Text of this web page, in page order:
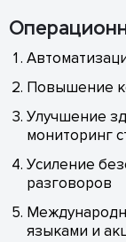
Повышение
Улучшение
мониторинг
Усиление
разговоров
языками и